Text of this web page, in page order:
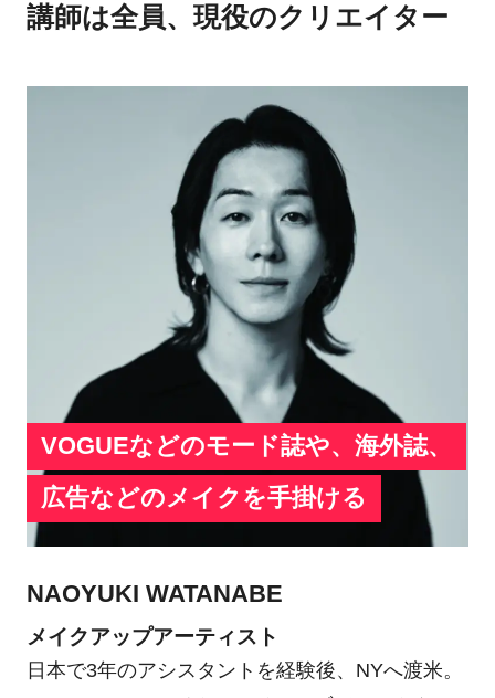
講師は全員、現役のクリエイター
VOGUEなどのモード誌や、海外誌、
広告などのメイクを手掛ける
NAOYUKI WATANABE
メイクアップアーティスト
日本で3年のアシスタントを経験後、NYへ渡米。